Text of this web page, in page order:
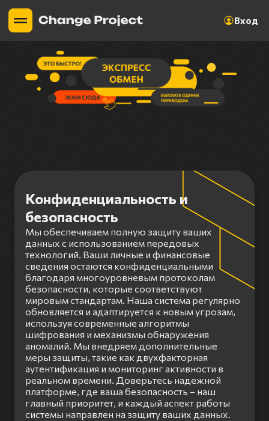
Вход
Конфиденциальность и
безопасность
Мы обеспечиваем полную защиту ваших
данных с использованием передовых
технологий. Ваши личные и финансовые
сведения остаются конфиденциальными
благодаря многоуровневым протоколам
безопасности, которые соответствуют
мировым стандартам. Наша система регулярно
обновляется и адаптируется к новым угрозам,
используя современные алгоритмы
шифрования и механизмы обнаружения
аномалий. Мы внедряем дополнительные
меры защиты, такие как двухфакторная
аутентификация и мониторинг активности в
реальном времени. Доверьтесь надежной
платформе, где ваша безопасность – наш
главный приоритет, и каждый аспект работы
системы направлен на защиту ваших данных.